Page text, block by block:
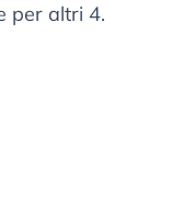
per altri 4.